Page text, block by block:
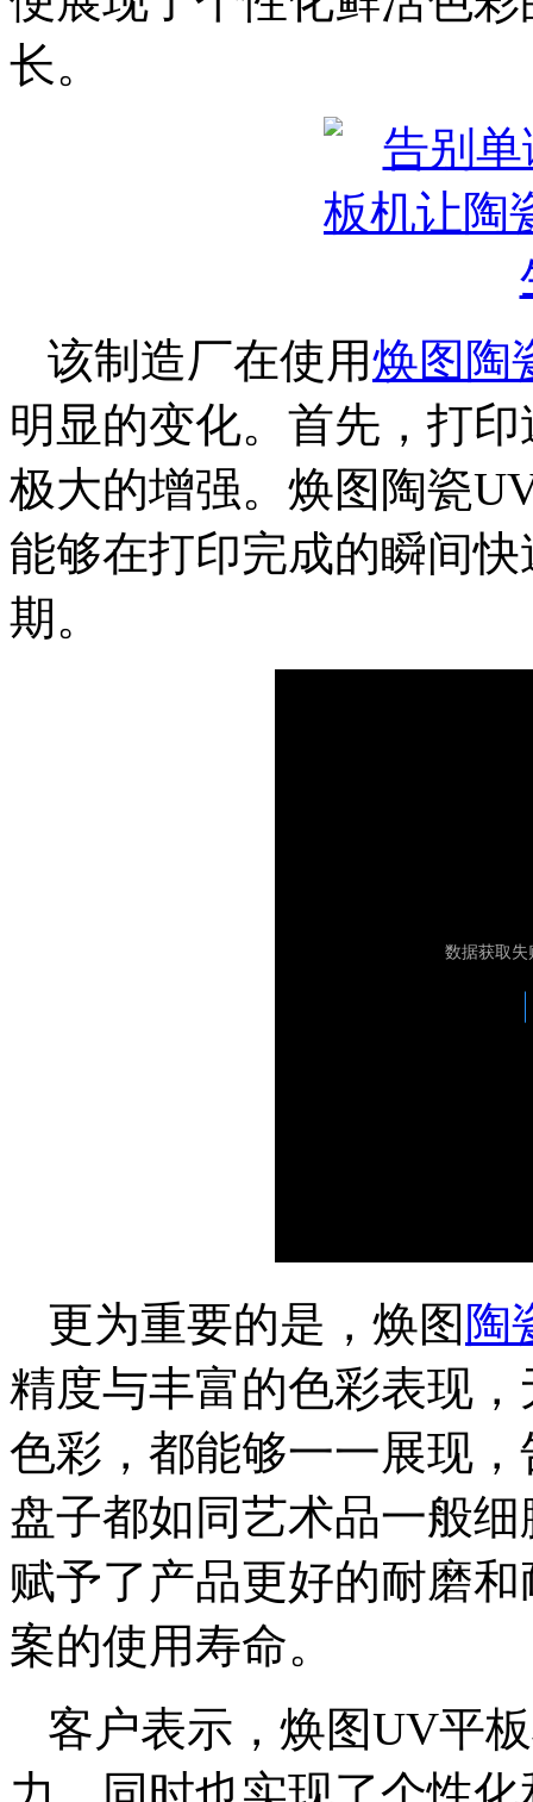
长。
该制造厂在使用焕图陶
明显的变化。首先，打
极大的增强。焕图陶瓷
能够在打印完成的瞬间
期。
更为重要的是，焕图 陶
精度与丰富的色彩表现
色彩，都能够一一展现
盘子都如同艺术品一般
赋予了产品更好的耐磨
案的使用寿命。
客户表示，焕图UV平